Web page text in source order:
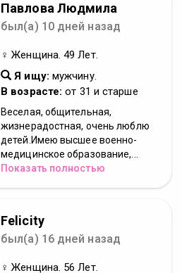
Павлова Людмила
был(а) 10 дней назад
♀ Женщина. 49 Лет.
Я ищу: мужчину.
В возрасте: от 31 и старше
Веселая, общительная,
жизнерадостная, очень люблю
детей.Имею высшее военно-
медицинское образование,...
Показать полностью
Felicity
был(а) 16 дней назад
♀ Женщина. 56 Лет.